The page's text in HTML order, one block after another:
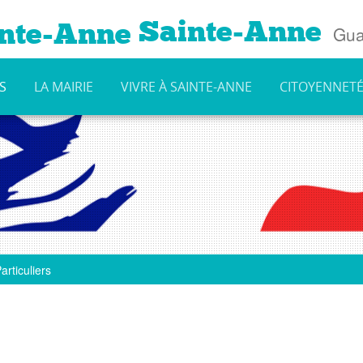
Sainte-Anne
LA MAIRIE VIVRE À SAINTE-ANNE CITOYENNETÉ